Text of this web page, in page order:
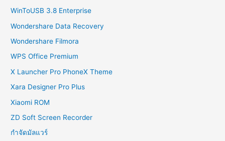
WinToUSB 3.8 Enterprise
Wondershare Data Recovery
Wondershare Filmora
WPS Office Premium
X Launcher Pro PhoneX Theme
Xara Designer Pro Plus
Xiaomi ROM
ZD Soft Screen Recorder
กำจัดมัลแวร์